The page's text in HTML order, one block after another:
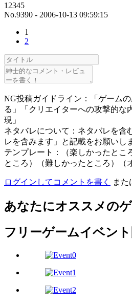
12345
No.9390 - 2006-10-13 09:59:15
1
2
NG投稿ガイドライン：「ゲーム
る」「クリエイターへの攻撃的な
現」
ネタバレについて：ネタバレを含
レを含みます」と記載をお願いし
テンプレート：（楽しかったとこ
ところ）（難しかったところ）（
ログインしてコメントを書く また
あなたにオススメの
フリーゲームイベント